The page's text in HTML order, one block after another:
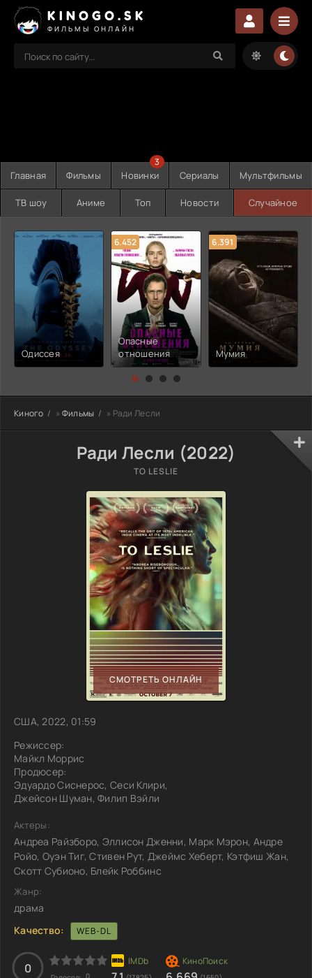
KINOGO.SK
ФИЛЬМЫ ОНЛАЙН
Главная Фильмы Новинки
3
Сериалы Мультфильмы
ТВ шоу Аниме Топ Новости Случайное
Одиссея
6.452
Опасные
отношения
6.391
Мумия
Киного » Фильмы » Ради Лесли
Ради Лесли (2022)
TO LESLIE
СМОТРЕТЬ ОНЛАЙН
США, 2022, 01:59
Режиссер:
Майкл Моррис
Продюсер:
Эдуардо Сиснерос, Сеси Клири,
Джейсон Шуман, Филип Вэйли
Актеры:
Андреа Райзборо, Эллисон Дженни, Марк Мэрон, Андре
Ройо, Оуэн Тиг, Стивен Рут, Джеймс Хеберт, Кэтфиш Жан,
Скотт Субионо, Блейк Роббинс
Жанр:
драма
Качество:
WEB-DL
0 0